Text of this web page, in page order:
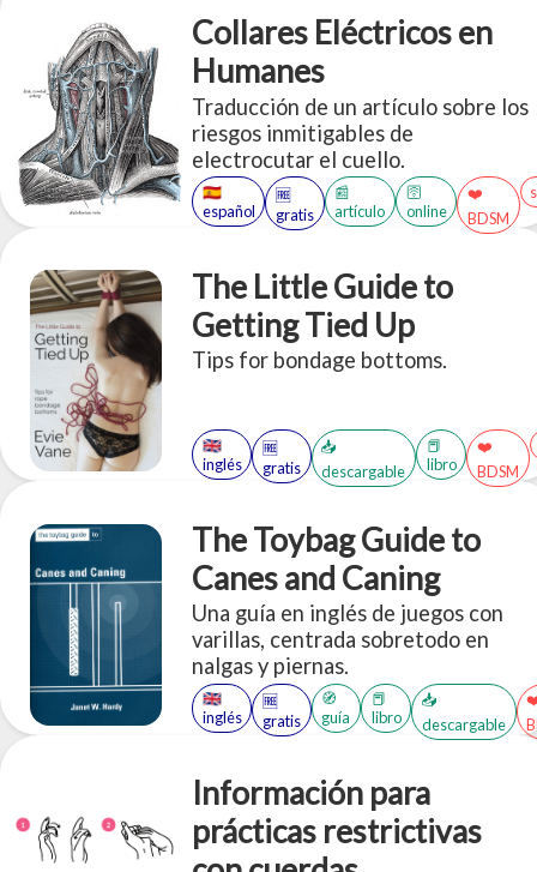
Collares Eléctricos en
Humanes
Traducción de un artículo sobre los
riesgos inmitigables de
electrocutar el cuello.
🇪🇸
español
🆓
gratis
📰
artículo
🛜
online
❤️
BDSM
The Little Guide to
Getting Tied Up
Tips for bondage bottoms.
🇬🇧
inglés
🆓
gratis
📥
descargable
📕
libro
❤️
BDSM
The Toybag Guide to
Canes and Caning
Una guía en inglés de juegos con
varillas, centrada sobretodo en
nalgas y piernas.
🇬🇧
inglés
🆓
gratis
🧭
guía
📕
libro
📥
descargable
Información para
prácticas restrictivas